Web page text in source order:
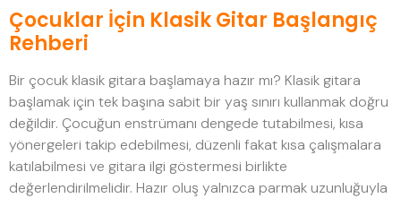
Çocuklar İçin Klasik Gitar Başlangıç
Rehberi
Bir çocuk klasik gitara başlamaya hazır mı? Klasik gitara
başlamak için tek başına sabit bir yaş sınırı kullanmak doğru
değildir. Çocuğun enstrümanı dengede tutabilmesi, kısa
yönergeleri takip edebilmesi, düzenli fakat kısa çalışmalara
katılabilmesi ve gitara ilgi göstermesi birlikte
değerlendirilmelidir. Hazır oluş yalnızca parmak uzunluğuyla